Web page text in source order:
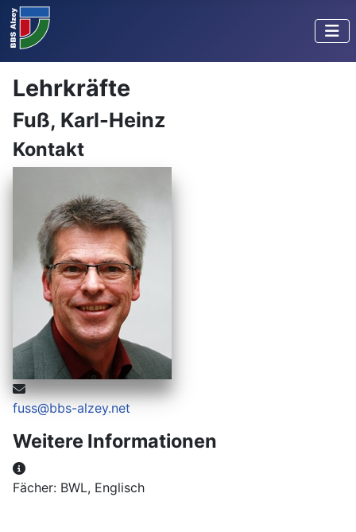
Lehrkräfte
Fuß, Karl-Heinz
Kontakt
E-Mail:
fuss@bbs-alzey.net
Weitere Informationen
Weitere Informationen
Fächer: BWL, Englisch